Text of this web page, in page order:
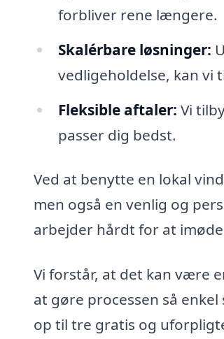
forbliver rene længere.
Skalérbare løsninger:
vedligeholdelse, kan vi
Fleksible aftaler: Vi
passer dig bedst.
Ved at benytte en lokal
men også en venlig og
arbejder hårdt for at
Vi forstår, at det kan være
at gøre processen så
op til tre gratis og